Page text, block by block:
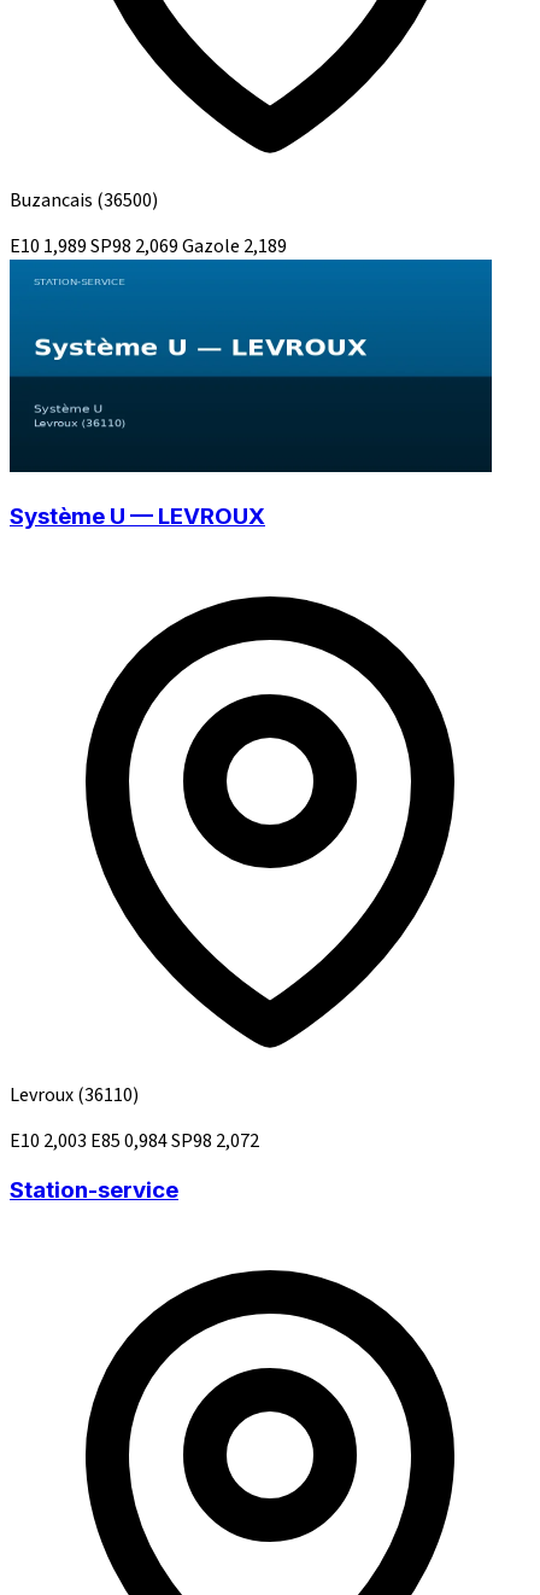
Buzancais (36500)
E10 1,989SP98 2,069Gazole 2,189
Système U — LEVROUX
Levroux(36110)
E10 2,003 E850,984SP98 2,072
Station-service